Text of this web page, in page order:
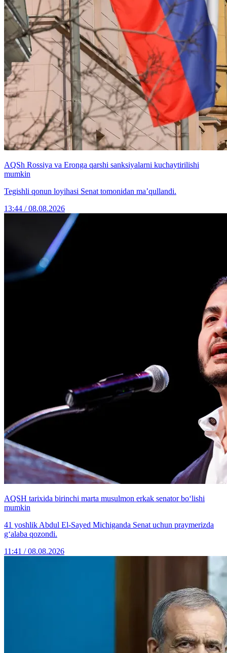
AQSh Rossiya va Eronga qarshi sanksiyalarni kuchaytirilishi
mumkin
Tegishli qonun loyihasi Senat tomonidan ma’qullandi.
13:44 / 08.08.2026
AQSH tarixida birinchi marta musulmon erkak senator bo‘lishi
mumkin
41 yoshlik Abdul El-Sayed Michiganda Senat uchun praymerizda
g‘alaba qozondi.
11:41 / 08.08.2026